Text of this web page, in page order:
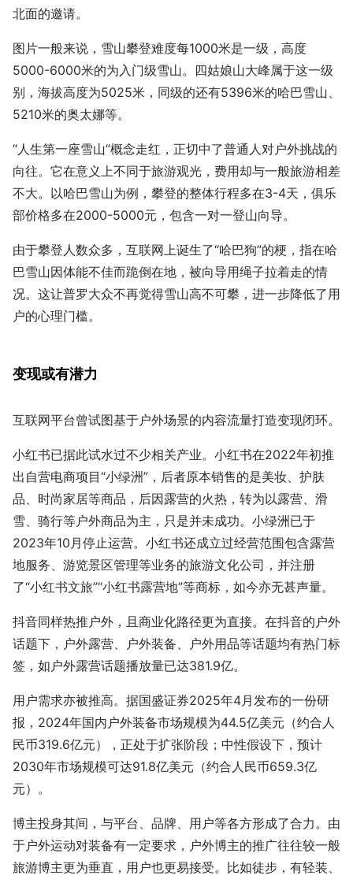
北面的邀请。
图片一般来说，雪山攀登难度每1000米是一级，高度
5000-6000米的为入门级雪山。四姑娘山大峰属于这一级
别，海拔高度为5025米，同级的还有5396米的哈巴雪山、
5210米的奥太娜等。
“人生第一座雪山”概念走红，正切中了普通人对户外挑战的
向往。它在意义上不同于旅游观光，费用却与一般旅游相差
不大。以哈巴雪山为例，攀登的整体行程多在3-4天，俱乐
部价格多在2000-5000元，包含一对一登山向导。
由于攀登人数众多，互联网上诞生了“哈巴狗”的梗，指在哈
巴雪山因体能不佳而跪倒在地，被向导用绳子拉着走的情
况。这让普罗大众不再觉得雪山高不可攀，进一步降低了用
户的心理门槛。
变现或有潜力
互联网平台曾试图基于户外场景的内容流量打造变现闭环。
小红书已据此试水过不少相关产业。小红书在2022年初推
出自营电商项目“小绿洲”，后者原本销售的是美妆、护肤
品、时尚家居等商品，后因露营的火热，转为以露营、滑
雪、骑行等户外商品为主，只是并未成功。小绿洲已于
2023年10月停止运营。小红书还成立过经营范围包含露营
地服务、游览景区管理等业务的旅游文化公司，并注册
了“小红书文旅”“小红书露营地”等商标，如今亦无甚声量。
抖音同样热推户外，且商业化路径更为直接。在抖音的户外
话题下，户外露营、户外装备、户外用品等话题均有热门标
签，如户外露营话题播放量已达381.9亿。
用户需求亦被推高。据国盛证券2025年4月发布的一份研
报，2024年国内户外装备市场规模为44.5亿美元（约合人
民币319.6亿元），正处于扩张阶段；中性假设下，预计
2030年市场规模可达91.8亿美元（约合人民币659.3亿
元）。
博主投身其间，与平台、品牌、用户等各方形成了合力。由
于户外运动对装备有一定要求，户外博主的推广往往较一般
旅游博主更为垂直，用户也更易接受。比如徒步，有轻装、